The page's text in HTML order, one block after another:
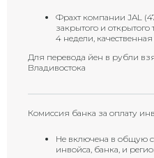
Фрахт компании JAL
закрытого и открытого
4 недели,
Для перевода йен в рубли
Владивостока
Комиссия банка за оплату
Не включена в общую
инвойса, банка, и